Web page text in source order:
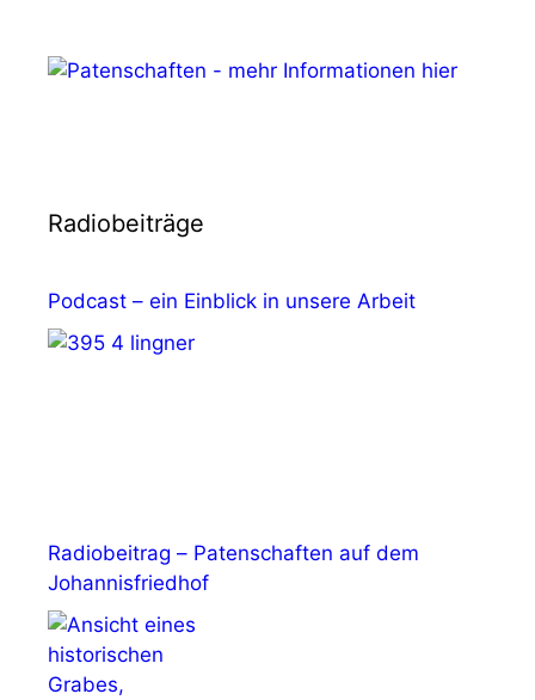
Radiobeiträge
Podcast – ein Einblick in unsere Arbeit
Radiobeitrag – Patenschaften auf dem
Johannisfriedhof